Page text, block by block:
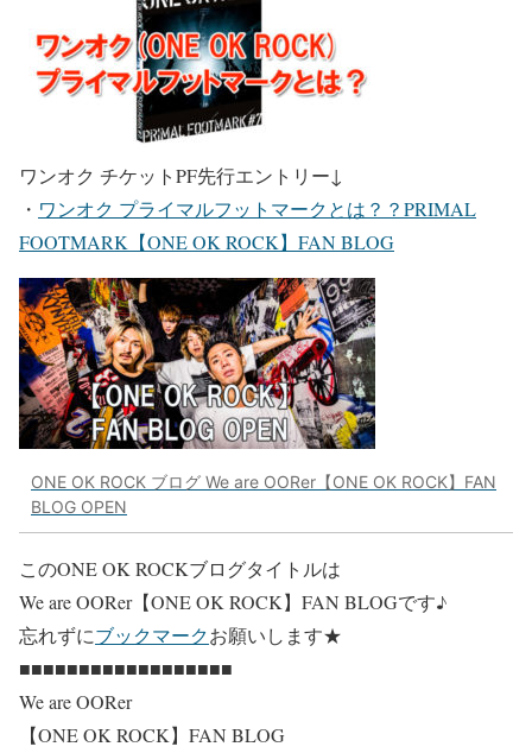
ワンオク チケットPF先行エントリー ↓
・ ワンオク プライマルフットマークとは？？PRIMAL
FOOTMARK【ONE OK ROCK】FAN BLOG
ONE OK ROCK ブログ We are OORer【ONE OK ROCK】FAN
BLOG OPEN
このONE OK ROCKブログタイトルは
We are OORer【ONE OK ROCK】FAN BLOGです♪
忘れずにブックマークお願いします★
■■■■■■■■■■■■■■■■■■
We are OORer
【ONE OK ROCK】FAN BLOG